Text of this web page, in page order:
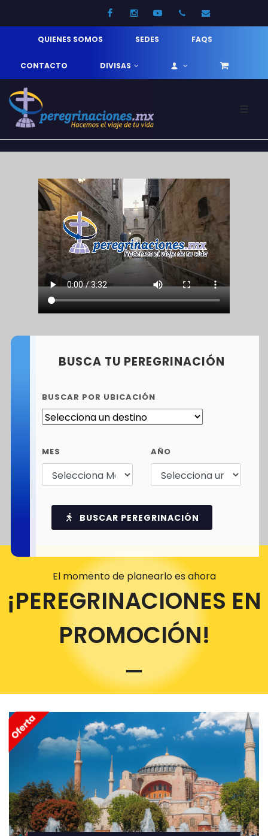
FacebookInstagramYoutube52 33 31210744
QUIENES SOMOS SEDES FAQS
CONTACTO DIVISAS
BUSCA TU PEREGRINACIÓN
BUSCAR POR UBICACIÓN
MES AÑO
BUSCAR PEREGRINACIÓN
El momento de planearlo es ahora
¡PEREGRINACIONES EN
PROMOCIÓN!